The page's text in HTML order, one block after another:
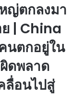
ญ่ตกลงมา
| China
นตกอยู่ใน
ดพลาด
ลื่อนไปสู่